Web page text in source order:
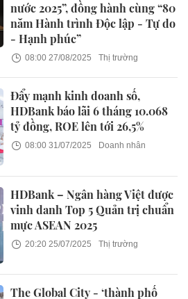
nước 2025”, đồng hành cùng “80
năm Hành trình Độc lập - Tự do
- Hạnh phúc”
08:00 27/08/2025 Thị trường
Đẩy mạnh kinh doanh số,
HDBank báo lãi 6 tháng 10.068
tỷ đồng, ROE lên tới 26,5%
08:00 31/07/2025 Doanh nhân
HDBank – Ngân hàng Việt được
vinh danh Top 5 Quản trị chuẩn
mực ASEAN 2025
20:20 25/07/2025 Thị trường
The Global City - ‘thành phố